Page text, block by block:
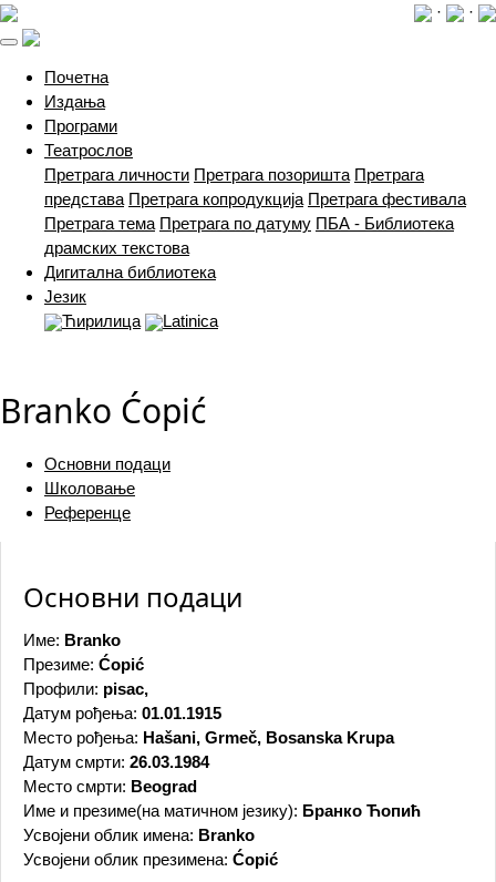
· ·
Почетна(current)
Издања
Програми
Театрослов
Претрага личности Претрага позоришта Претрага
представа Претрага копродукција Претрага фестивала
Претрага тема Претрага по датуму ПБА - Библиотека
драмских текстова
Дигитална библиотека
Језик
Ћирилица
Latinica
Branko Ćopić
Основни подаци
Школовање
Референце
Основни подаци
Име: Branko
Презиме: Ćopić
Профили: pisac,
Датум рођења: 01.01.1915
Место рођења: Hašani, Grmeč, Bosanska Krupa
Датум смрти: 26.03.1984
Место смрти: Beograd
Име и презиме(на матичном језику): Бранко Ћопић
Усвојени облик имена: Branko
Усвојени облик презимена: Ćopić